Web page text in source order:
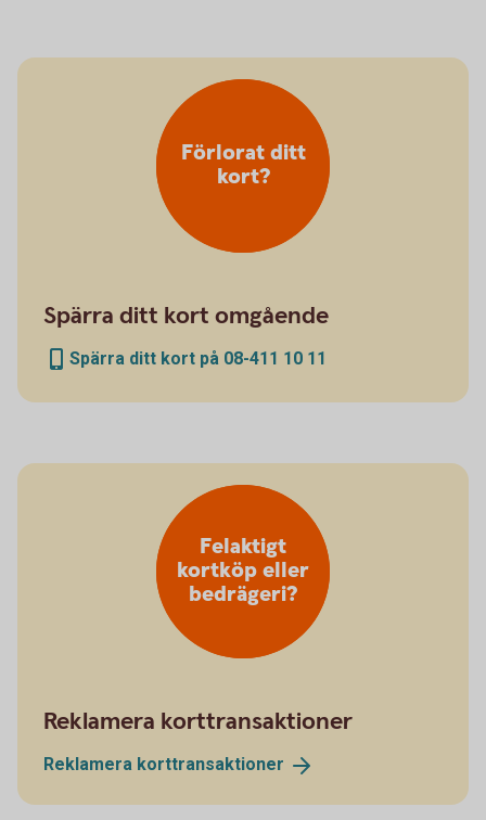
Förlorat ditt
kort?
Spärra ditt kort omgående
Spärra ditt kort på 08-411 10 11
Felaktigt
kortköp eller
bedrägeri?
Reklamera korttransaktioner
Reklamera korttransaktioner